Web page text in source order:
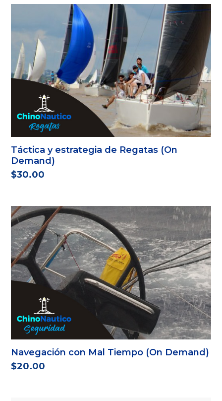
Táctica y estrategia de Regatas (On
Demand)
$30.00
Navegación con Mal Tiempo (On Demand)
$20.00